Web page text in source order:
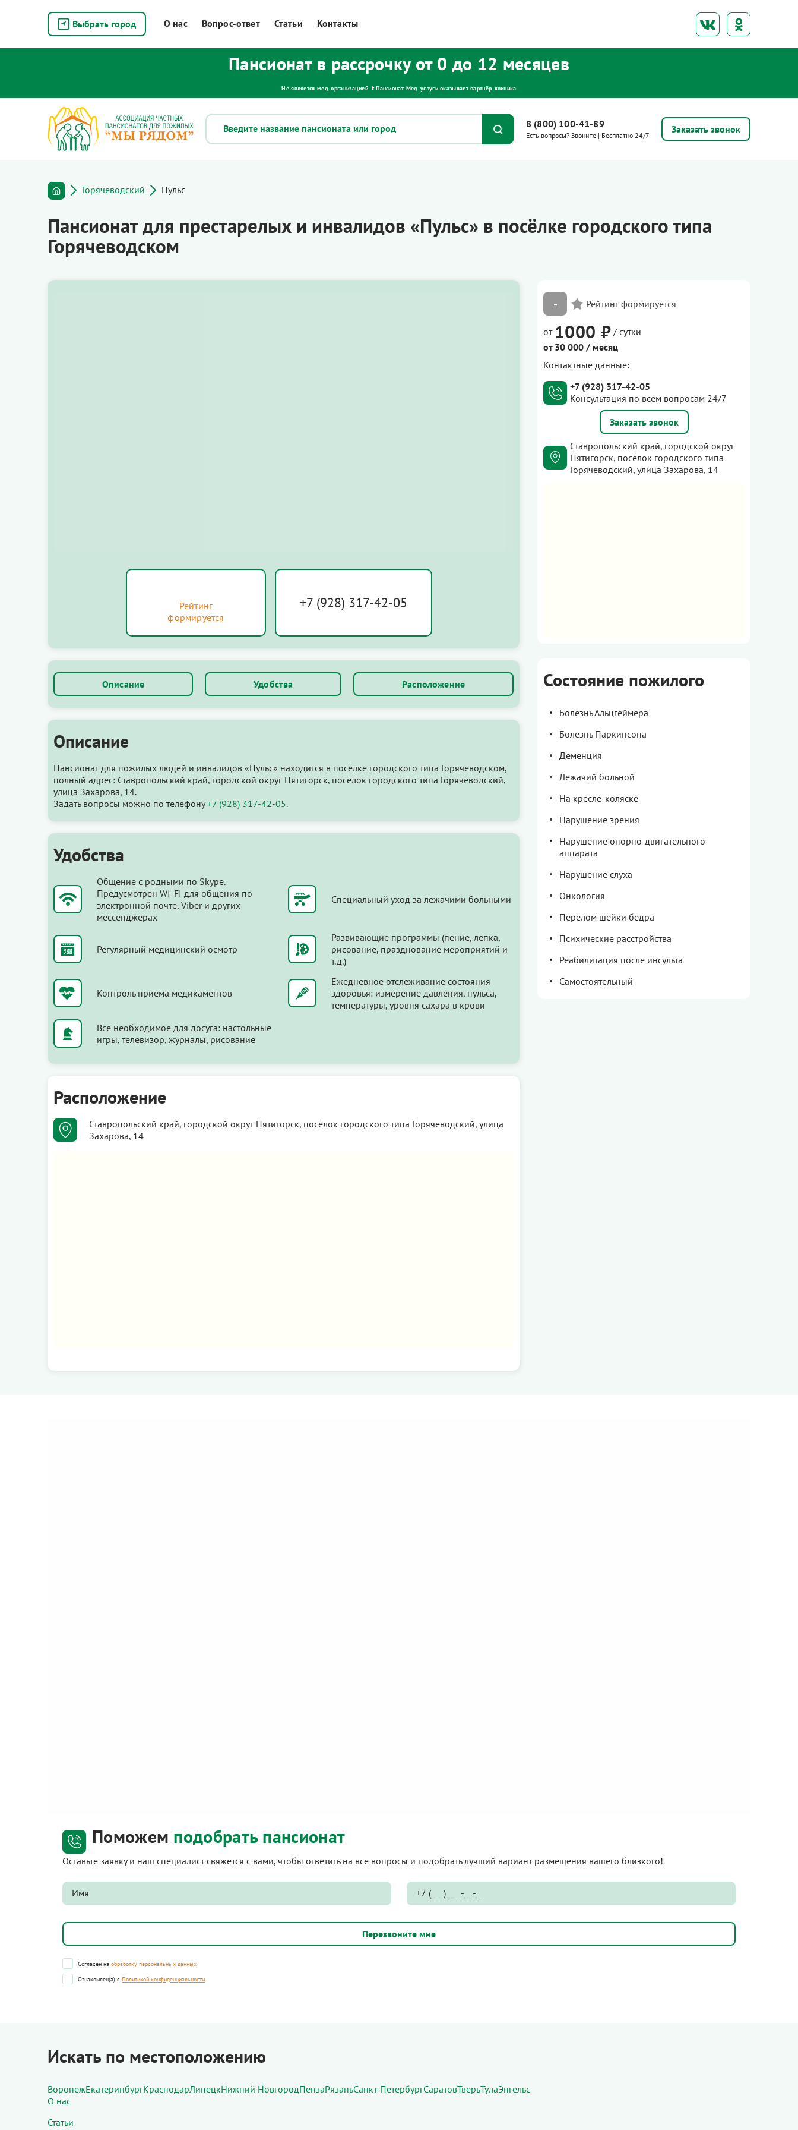
Выбрать город О нас Вопрос-ответ Статьи Контакты
Пансионат в рассрочку от 0 до 12 месяцев
Не является мед. организацией. ⚕ Пансионат. Мед. услуги оказывает партнёр‑клиника
8 (800) 100-41-89
Есть вопросы? Звоните | Бесплатно 24/7
Заказать звонок
Горячеводский Пульс
Пансионат для престарелых и инвалидов «Пульс» в посёлке городского типа
Горячеводском
Рейтинг
формируется
+7 (928) 317-42-05
Описание Удобства Расположение
Описание
Пансионат для пожилых людей и инвалидов «Пульс» находится в посёлке городского типа Горячеводском,
полный адрес: Ставропольский край, городской округ Пятигорск, посёлок городского типа Горячеводский,
улица Захарова, 14.
Задать вопросы можно по телефону+7 (928) 317-42-05.
Удобства
Общение с родными по Skype.
Предусмотрен WI-FI для общения по
электронной почте, Viber и других
мессенджерах
Специальный уход за лежачими больными
Регулярный медицинский осмотр
Развивающие программы (пение, лепка,
рисование, празднование мероприятий и
т.д.)
Контроль приема медикаментов
Ежедневное отслеживание состояния
здоровья: измерение давления, пульса,
температуры, уровня сахара в крови
Все необходимое для досуга: настольные
игры, телевизор, журналы, рисование
Расположение
Ставропольский край, городской округ Пятигорск, посёлок городского типа Горячеводский, улица
Захарова, 14
-
от 1000 ₽/ сутки
от 30 000 / месяц
Контактные данные:
+7 (928) 317-42-05
Консультация по всем вопросам 24/7
Заказать звонок
Ставропольский край, городской округ
Пятигорск, посёлок городского типа
Горячеводский, улица Захарова, 14
Состояние пожилого
Болезнь Альцгеймера
Болезнь Паркинсона
Деменция
Лежачий больной
На кресле-коляске
Нарушение зрения
Нарушение опорно-двигательного
аппарата
Нарушение слуха
Онкология
Перелом шейки бедра
Психические расстройства
Реабилитация после инсульта
Самостоятельный
Поможем подобрать пансионат
Оставьте заявку и наш специалист свяжется с вами, чтобы ответить на все вопросы и подобрать лучший вариант размещения вашего близкого!
Согласен на обработку персональных данных
Ознакомлен(а) с Политикой конфиденциальности
Искать по местоположению
ВоронежЕкатеринбургКраснодарЛипецкНижний НовгородПензаРязаньСанкт-ПетербургСаратовТверьТулаЭнгельс
О нас
Статьи